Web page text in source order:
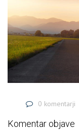
0 komentarji
Komentar objave